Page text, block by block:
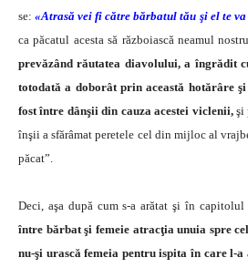
se:«Atrasă vei fi către bărbatul tău şi el te
ca păcatul acesta să războiască neamul
prevăzând răutatea diavolului, a îngrădit
totodată a doborât prin această hotărâre
fost între dânşii din cauza acestei viclenii,şi
înşii a sfărâmat peretele cel din mijloc al
păcat”.
Deci, aşa după cum s-a arătat şi în
între bărbat şi femeie atracţia unuia spre
nu-şi urască femeia pentru ispita în care l-